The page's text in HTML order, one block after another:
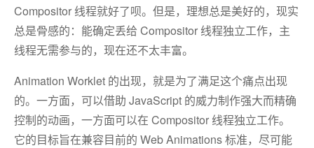
Compositor 线程就好了呗。但是，理想总是美好的，现实
总是骨感的：能确定丢给 Compositor 线程独立工作，主
线程无需参与的，现在还不太丰富。
Animation Worklet 的出现，就是为了满足这个痛点出现
的。一方面，可以借助 JavaScript 的威力制作强大而精确
控制的动画，一方面可以在 Compositor 线程独立工作。
它的目标旨在兼容目前的 Web Animations 标准，尽可能